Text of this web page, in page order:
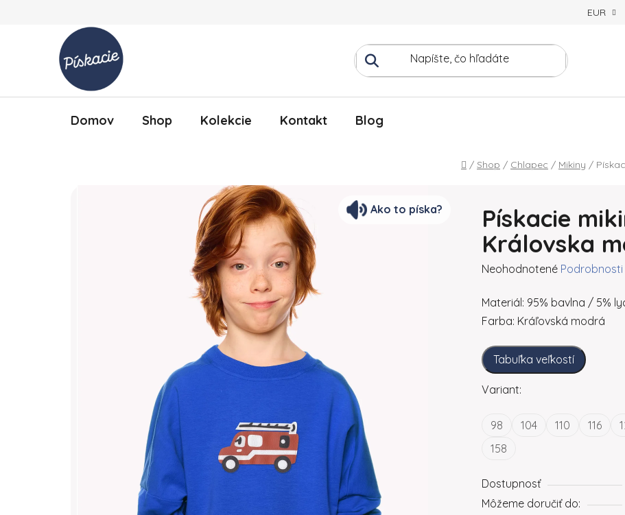
EUR
Domov Shop Kolekcie Kontakt Blog
Domov
/ Shop / Chlapec / Mikiny /
Pískacie
Královska
Priemerné hodnotenie
Neohodnotené
Materiál: 95% bavlna / 5%
Farba: Kráľovská modrá
Tabuľka veľkostí
Variant:
98 104 110 116
158
Dostupnosť
Môžeme doručiť do:
Ako to píska?